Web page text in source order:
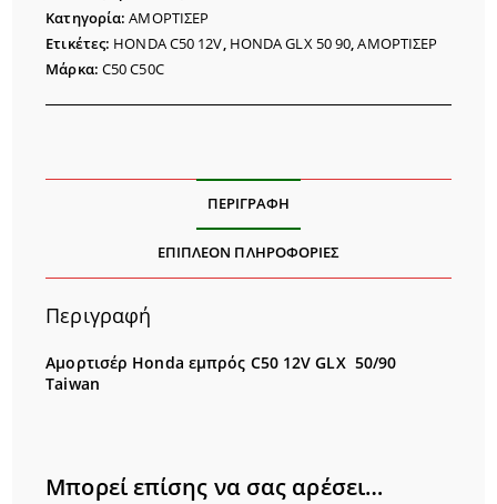
12V
GLX
50
Κατηγορία:ΑΜΟΡΤΙΣΕΡ
Ετικέτες: HONDA C50 12V, HONDA GLX 50 90,ΑΜΟΡΤΙΣΕΡ
Μάρκα: C50 C50C
ΠΕΡΙΓΡΑΦΉ
ΕΠΙΠΛΈΟΝ ΠΛΗΡΟΦΟΡΊΕΣ
Περιγραφή
Αμορτισέρ Honda εμπρός C50 12V GLX 50/90
Taiwan
Μπορεί επίσης να σας αρέσει…